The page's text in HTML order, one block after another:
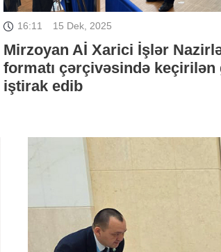
16:11 15 Dek, 2025
Mirzoyan Aİ Xarici İşlər
formatı çərçivəsində keçirilən
iştirak edib